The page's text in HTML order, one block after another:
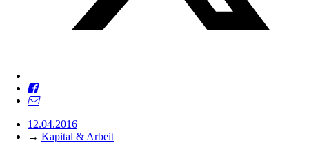
12.04.2016
→ Kapital & Arbeit